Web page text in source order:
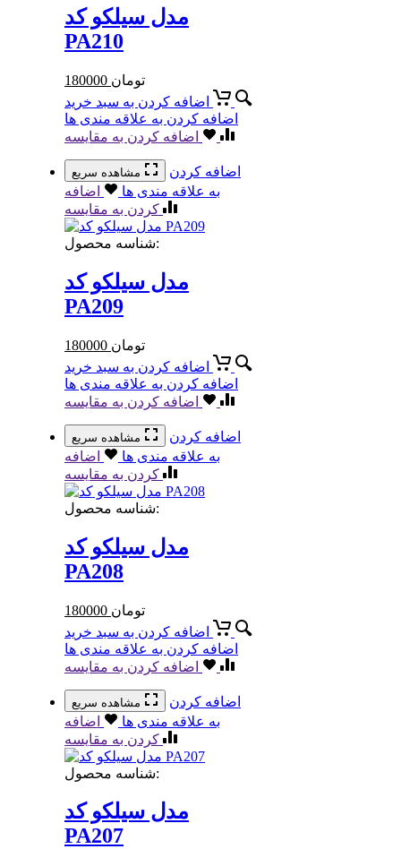
مدل سیلکو کد
PA210
180000 تومان
اضافه کردن به سبد خرید
اضافه کردن به علاقه مندی ها
اضافه کردن به مقایسه
مشاهده سریع
اضافه کردن
به علاقه مندی ها
اضافه
کردن به مقایسه
شناسه محصول:
مدل سیلکو کد
PA209
180000 تومان
اضافه کردن به سبد خرید
اضافه کردن به علاقه مندی ها
اضافه کردن به مقایسه
مشاهده سریع
اضافه کردن
به علاقه مندی ها
اضافه
کردن به مقایسه
شناسه محصول:
مدل سیلکو کد
PA208
180000 تومان
اضافه کردن به سبد خرید
اضافه کردن به علاقه مندی ها
اضافه کردن به مقایسه
مشاهده سریع
اضافه کردن
به علاقه مندی ها
اضافه
کردن به مقایسه
شناسه محصول:
مدل سیلکو کد
PA207